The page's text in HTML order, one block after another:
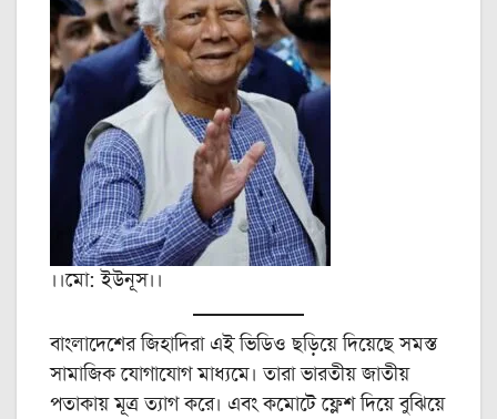
।।মো: ইউনূস।।
বাংলাদেশের জিহাদিরা এই ভিডিও ছড়িয়ে দিয়েছে সমস্ত
সামাজিক যোগাযোগ মাধ্যমে। তারা ভারতীয় জাতীয়
পতাকায় মূত্র ত্যাগ করে। এবং কমোটে ফ্লেশ দিয়ে বুঝিয়ে